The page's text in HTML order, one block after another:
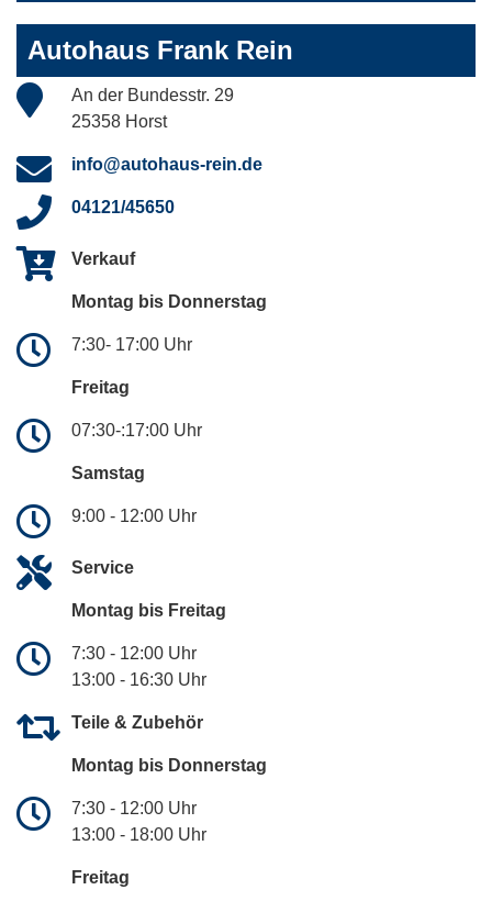
Autohaus Frank Rein
An der Bundesstr. 29
25358 Horst
info@autohaus-rein.de
04121/45650
Verkauf
Montag bis Donnerstag
7:30- 17:00 Uhr
Freitag
07:30-:17:00 Uhr
Samstag
9:00 - 12:00 Uhr
Service
Montag bis Freitag
7:30 - 12:00 Uhr
13:00 - 16:30 Uhr
Teile & Zubehör
Montag bis Donnerstag
7:30 - 12:00 Uhr
13:00 - 18:00 Uhr
Freitag